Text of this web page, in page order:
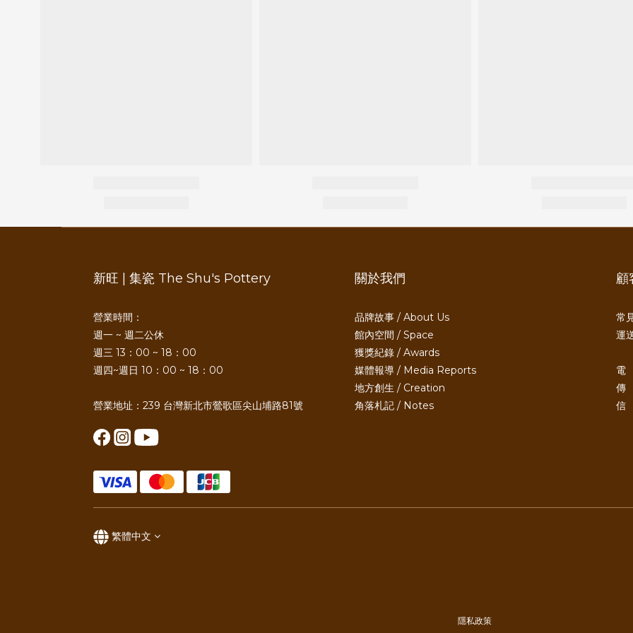
新旺 | 集瓷 The Shu's Pottery
營業時間：
週一 ~ 週二公休
週三 13：00 ~ 18：00
週四~週日 10：00 ~ 18：00
營業地址：239 台灣新北市鶯歌區尖山埔路81號
關於我們
品牌故事 / About Us
館內空間 / Space
獲獎紀錄 / Awards
媒體報導 / Media Reports
地方創生 / Creation
角落札記 / Notes
顧
常
運
電
傳
信
繁體中文
隱私政策